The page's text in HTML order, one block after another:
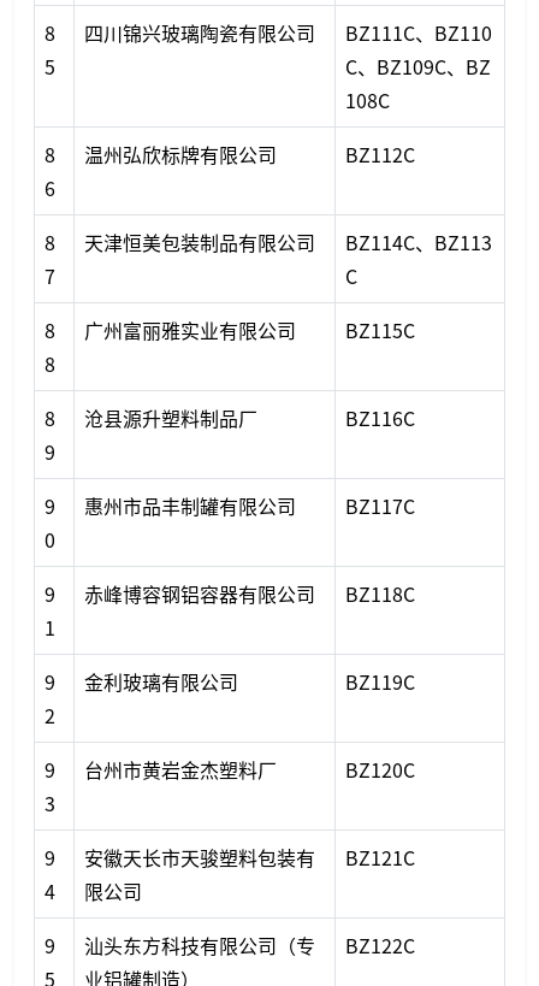
8
5
四川锦兴玻璃陶瓷有限公司
BZ111C、BZ110
C、BZ109C、BZ
108C
8
6
温州弘欣标牌有限公司 BZ112C
8
7
天津恒美包装制品有限公司
BZ114C、BZ113
C
8
8
广州富丽雅实业有限公司 BZ115C
8
9
沧县源升塑料制品厂 BZ116C
9
0
惠州市品丰制罐有限公司 BZ117C
9
1
赤峰博容钢铝容器有限公司 BZ118C
9
2
金利玻璃有限公司 BZ119C
9
3
台州市黄岩金杰塑料厂 BZ120C
9
4
安徽天长市天骏塑料包装有
限公司
BZ121C
9
5
汕头东方科技有限公司（专
业铝罐制造）
BZ122C